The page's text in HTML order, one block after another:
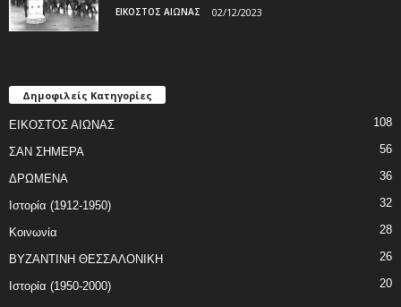
ΕΙΚΟΣΤΟΣ ΑΙΩΝΑΣ 02/12/2023
Δημοφιλείς Κατηγορίες
ΕΙΚΟΣΤΟΣ ΑΙΩΝΑΣ 108
ΣΑΝ ΣΗΜΕΡΑ 56
ΔΡΩΜΕΝΑ 36
Ιστορία (1912-1950) 32
Κοινωνία 28
ΒΥΖΑΝΤΙΝΗ ΘΕΣΣΑΛΟΝΙΚΗ 26
Ιστορία (1950-2000) 20